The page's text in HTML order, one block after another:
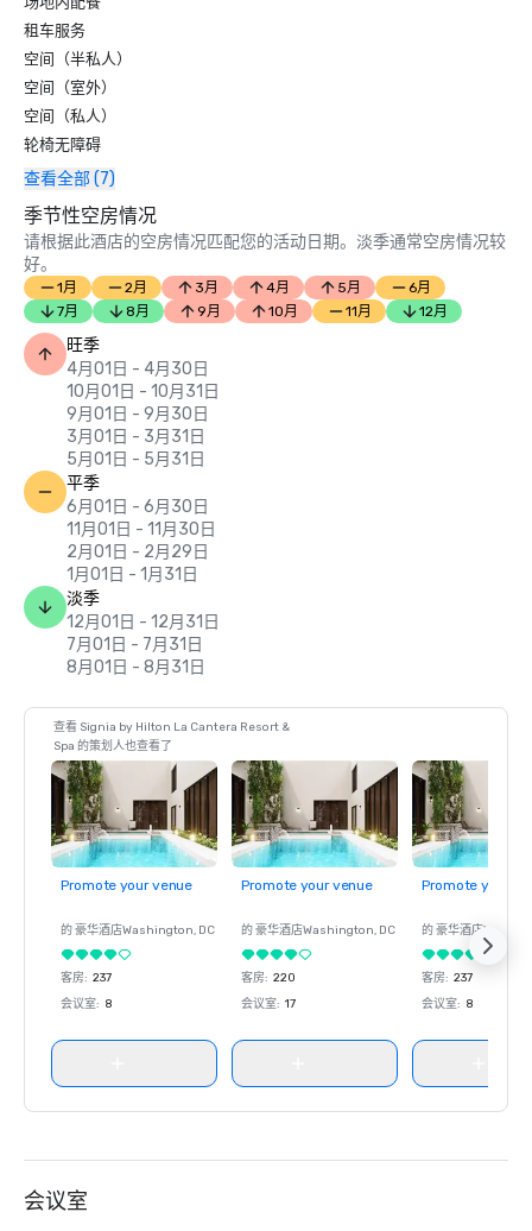
租车服务
空间（半私人）
空间（室外）
空间（私人）
轮椅无障碍
查看全部 (7)
季节性空房情况
请根据此酒店的空房情况匹配您的活动日期。淡季通常空房情况较
好。
1月 2月 3月 4月 5月
6月
7月
8月 9月 10月 11月 12月
旺季
4月01日 - 4月30日
10月01日 - 10月31日
9月01日 - 9月30日
3月01日 - 3月31日
5月01日 - 5月31日
平季
6月01日 - 6月30日
11月01日 - 11月30日
2月01日 - 2月29日
1月01日 - 1月31日
淡季
12月01日 - 12月31日
7月01日 - 7月31日
8月01日 - 8月31日
查看 Signia by Hilton La Cantera Resort &
Spa 的策划人也查看了
Promote your venue
的 豪华酒店Washington, DC
客房: 237
会议室: 8
Promote your venue
的 豪华酒店Washington, DC
客房: 220
会议室: 17
Promote your
的 豪华酒店
客房: 237
会议室: 8
会议室